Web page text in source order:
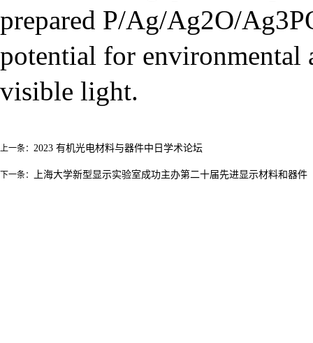
prepared P/Ag/Ag2O/
potential for environmental
visible light.
上一条： 2023 有机光电材料与器件中日学术论坛
下一条： 上海大学新型显示实验室成功主办第二十届先进显示材料和器件